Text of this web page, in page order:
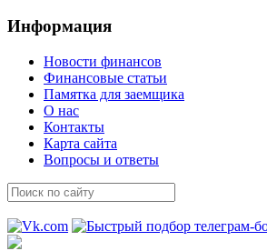
Информация
Новости финансов
Финансовые статьи
Памятка для заемщика
О нас
Контакты
Карта сайта
Вопросы и ответы